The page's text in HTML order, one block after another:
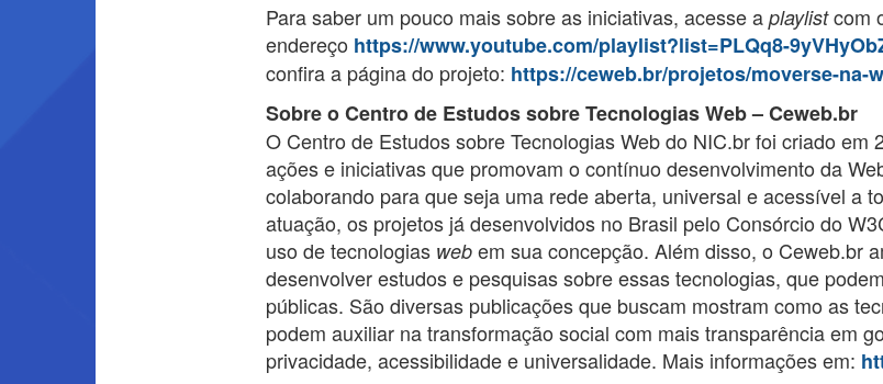
Para saber um pouco mais sobre as iniciativas, acesse a playlistcom
endereço https://www.youtube.com/playlist?list=PLQq8-
confira a página do projeto: https://ceweb.br/projetos/moverse-na-
Sobre oCentro de Estudos sobre Tecnologias Web – Ceweb.br
O Centro de Estudos sobre Tecnologias Web do NIC.br foi criado em
ações e iniciativas que promovam o contínuo desenvolvimento da
colaborando para que seja uma rede aberta, universal e acessível a
atuação, os projetos já desenvolvidos no Brasil pelo Consórcio do
uso de tecnologias web em sua concepção. Além disso, o Ceweb.br
desenvolver estudos e pesquisas sobre essas tecnologias, que
públicas. São diversas publicações que buscam mostram como as
podem auxiliar na transformação social com mais transparência em
privacidade, acessibilidade e universalidade. Mais informações em: